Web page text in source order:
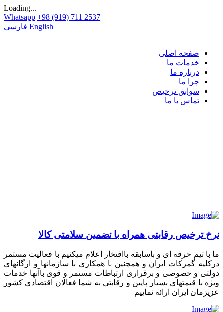
Loading...
Whatsapp +98 (919) 711 2537
فارسی English
صفحه اصلی
خدمات ما
درباره ما
چرا ما
سوابق ترخیص
تماس با ما
نرخ ترخیص رقابتی همراه با تضمین سلامتی کالا
ما با تیم حرفه ای و باسابقه باافتخار اعلام میکنیم با فعالیت مستمر
درکلیه گمرکات ایران و همچنین با همکاری با سازمانها و ارگانهای
دولتی و خصوصی و برقراری ارتباطات مستمر و قوی باآنها خدمات
ویژه با قیمتهای بسیار پایین و رقابتی به شما فعالان اقتصادی کشور
عزیزمان ایران ارائه نماییم